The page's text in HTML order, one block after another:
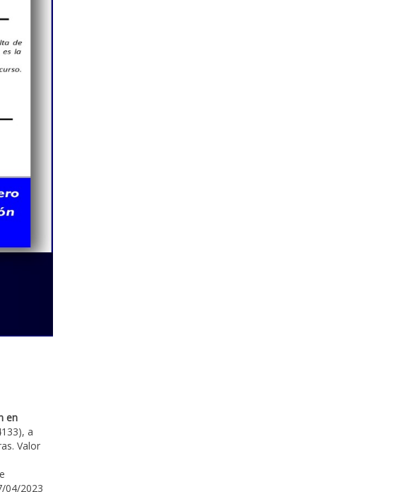
en
a
Valor
04/2023